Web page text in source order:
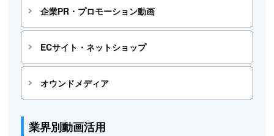
企業PR・プロモーション動画
ECサイト・ネットショップ
オウンドメディア
業界別動画活用